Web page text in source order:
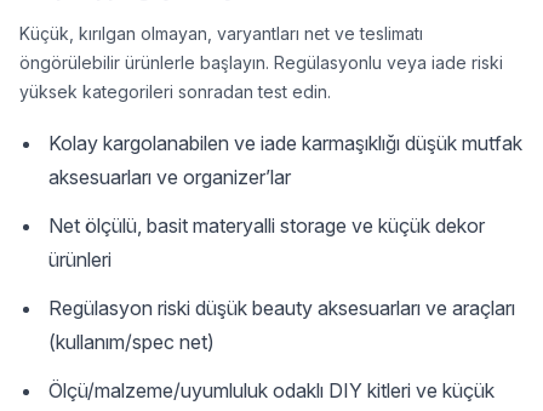
Küçük, kırılgan olmayan, varyantları net ve teslimatı
öngörülebilir ürünlerle başlayın. Regülasyonlu veya iade riski
yüksek kategorileri sonradan test edin.
Kolay kargolanabilen ve iade karmaşıklığı düşük mutfak
aksesuarları ve organizer’lar
Net ölçülü, basit materyalli storage ve küçük dekor
ürünleri
Regülasyon riski düşük beauty aksesuarları ve araçları
(kullanım/spec net)
Ölçü/malzeme/uyumluluk odaklı DIY kitleri ve küçük